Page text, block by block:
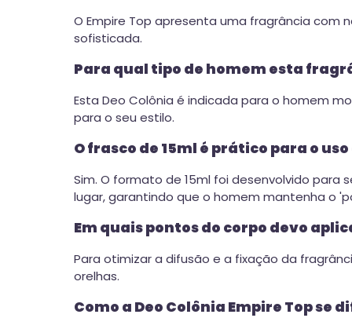
O Empire Top apresenta uma fragrância com
sofisticada.
Para qual tipo de homem esta
Esta Deo Colônia é indicada para o homem
para o seu estilo.
O frasco de 15ml é prático para o
Sim. O formato de 15ml foi desenvolvido
lugar, garantindo que o homem mantenha o
Em quais pontos do corpo devo
Para otimizar a difusão e a fixação da
orelhas.
Como a Deo Colônia Empire Top